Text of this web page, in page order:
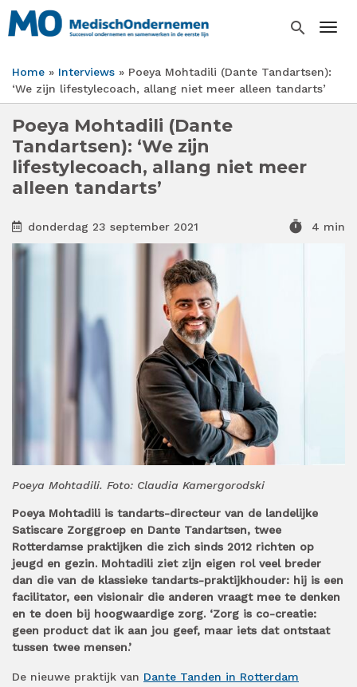
Overslaan
en
inhoud
gaan
search
Kruimelpad
Home Interviews
Poeya Mohtadili (Dante Tandartsen):
‘We zijn lifestylecoach, allang niet meer alleen tandarts’
Poeya Mohtadili (Dante
Tandartsen): ‘We zijn
lifestylecoach, allang niet meer
alleen tandarts’
donderdag 23 september 2021 timer 4 min
Poeya Mohtadili. Foto: Claudia Kamergorodski
Poeya Mohtadili is tandarts-directeur van de landelijke
Satiscare Zorggroep en Dante Tandartsen, twee
Rotterdamse praktijken die zich sinds 2012 richten op
jeugd en gezin. Mohtadili ziet zijn eigen rol veel breder
dan die van de klassieke tandarts-praktijkhouder: hij is een
facilitator, een visionair die anderen vraagt mee te denken
en te doen bij hoogwaardige zorg. ‘Zorg is co-creatie:
geen product dat ik aan jou geef, maar iets dat ontstaat
tussen twee mensen.’
De nieuwe praktijk van Dante Tanden in Rotterdam